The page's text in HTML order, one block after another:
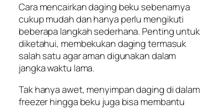
Cara mencairkan daging beku sebenarnya
cukup mudah dan hanya perlu mengikuti
beberapa langkah sederhana. Penting untuk
diketahui, membekukan daging termasuk
salah satu agar aman digunakan dalam
jangka waktu lama.
Tak hanya awet, menyimpan daging di dalam
freezerhingga beku juga bisa membantu